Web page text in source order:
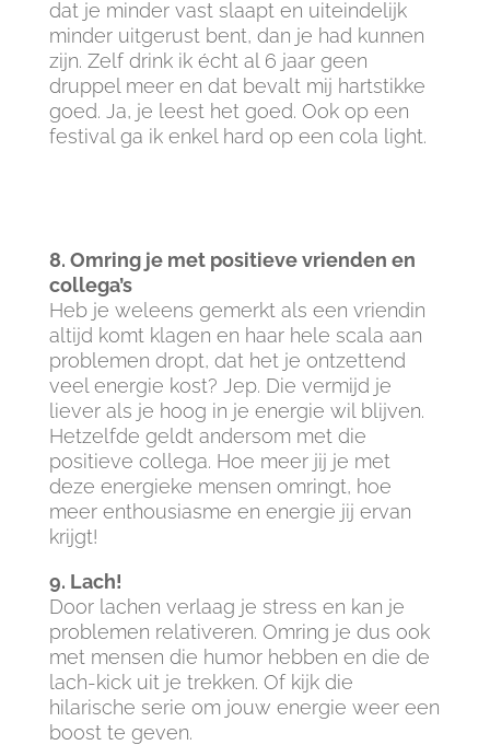
dat je minder vast slaapt en uiteindelijk
minder uitgerust bent, dan je had kunnen
zijn. Zelf drink ik écht al 6 jaar geen
druppel meer en dat bevalt mij hartstikke
goed. Ja, je leest het goed. Ook op een
festival ga ik enkel hard op een cola light.
8. Omring je met positieve vrienden en
collega’s
Heb je weleens gemerkt als een vriendin
altijd komt klagen en haar hele scala aan
problemen dropt, dat het je ontzettend
veel energie kost? Jep. Die vermijd je
liever als je hoog in je energie wil blijven.
Hetzelfde geldt andersom met die
positieve collega. Hoe meer jij je met
deze energieke mensen omringt, hoe
meer enthousiasme en energie jij ervan
krijgt!
9. Lach!
Door lachen verlaag je stress en kan je
problemen relativeren. Omring je dus ook
met mensen die humor hebben en die de
lach-kick uit je trekken. Of kijk die
hilarische serie om jouw energie weer een
boost te geven.